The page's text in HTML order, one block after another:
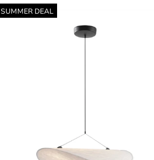
SUMMER DEAL